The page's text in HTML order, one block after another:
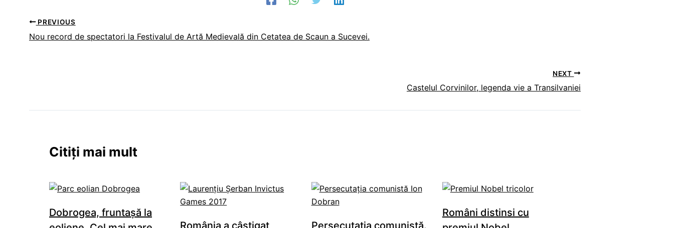
PREVIOUS
Nou record de spectatori la Festivalul de Artă Medievală din Cetatea de Scaun a Sucevei.
NEXT
Castelul Corvinilor, legenda vie a Transilvaniei
Citiți mai mult
Dobrogea, fruntaşă la
România a câştigat Persecutaţia comunistă.
Români distinsi cu